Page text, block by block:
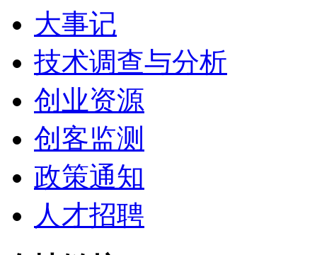
大事记
技术调查与分析
创业资源
创客监测
政策通知
人才招聘